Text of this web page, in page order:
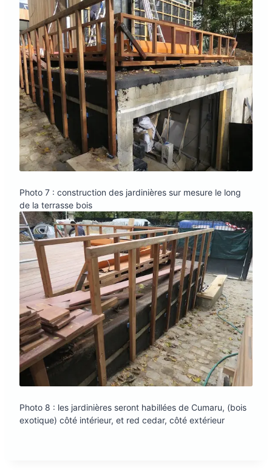
Photo 7 : construction des jardinières sur mesure le long
de la terrasse bois
Photo 8 : les jardinières seront habillées de Cumaru, (bois
exotique) côté intérieur, et red cedar, côté extérieur